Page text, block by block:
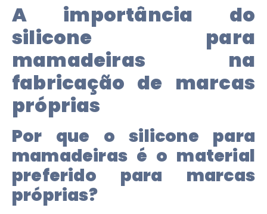
A importância do
silicone para
mamadeiras na
fabricação de marcas
próprias
Por que o silicone para
mamadeiras é o material
preferido para marcas
próprias?